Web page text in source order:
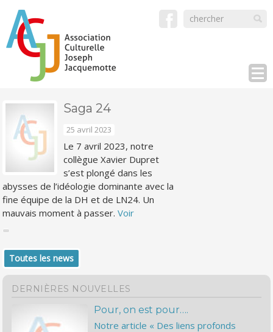
Saga 24
25 avril 2023
Le 7 avril 2023, notre
collègue Xavier Dupret
s’est plongé dans les
abysses de l’idéologie dominante avec la
fine équipe de la DH et de LN24. Un
mauvais moment à passer.Voir
Toutes les news
DERNIÈRES NOUVELLES
Pour, on est pour….
Notre article « Des liens profonds